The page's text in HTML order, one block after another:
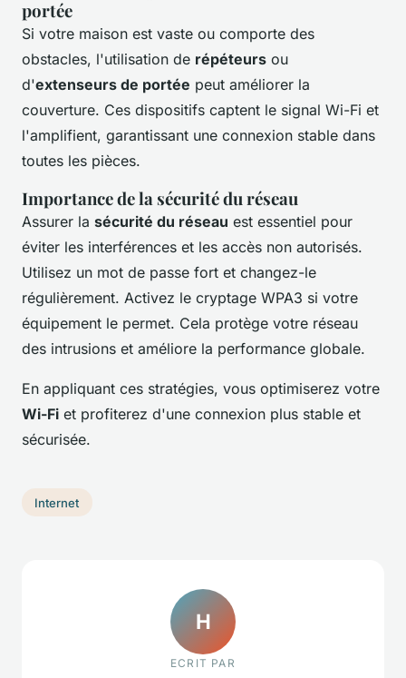
portée
Si votre maison est vaste ou comporte des
obstacles, l'utilisation de répéteurs ou
d'extenseurs de portée peut améliorer la
couverture. Ces dispositifs captent le signal Wi-Fi et
l'amplifient, garantissant une connexion stable dans
toutes les pièces.
Importance de la sécurité du réseau
Assurer la sécurité du réseau est essentiel pour
éviter les interférences et les accès non autorisés.
Utilisez un mot de passe fort et changez-le
régulièrement. Activez le cryptage WPA3 si votre
équipement le permet. Cela protège votre réseau
des intrusions et améliore la performance globale.
En appliquant ces stratégies, vous optimiserez votre
Wi-Fi et profiterez d'une connexion plus stable et
sécurisée.
Internet
H
ECRIT PAR